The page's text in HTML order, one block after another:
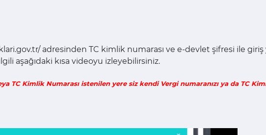
adresinden TC kimlik numarası ve e-devlet şifresi ile giriş
aşağıdaki kısa videoyu izleyebilirsiniz.
TC Kimlik Numarası istenilen yere siz kendi Vergi numaranızı ya da TC